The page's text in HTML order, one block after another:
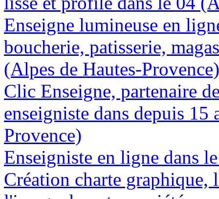
Enseigne lumineuse en
boucherie, patisserie,
(Alpes de Hautes-Provence)
Clic Enseigne, partenaire
enseigniste dans depuis 15
Provence)
Enseigniste en ligne dans
Création charte graphique,